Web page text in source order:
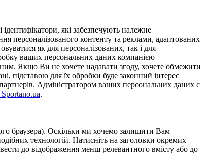
які забезпечують належне
персоналізованого контенту та реклами, адаптованих
як для персоналізованих, так і для
ваших персональних даних компанією
Якщо Ви не хочете надавати згоду, хочете обмежити
підставою для їх обробки буде законний інтерес
Адміністратором ваших персональних даних є
.
браузера). Оскільки ми хочемо залишити Вам
технологій. Натисніть на заголовки окремих
до відображення менш релевантного вмісту або до